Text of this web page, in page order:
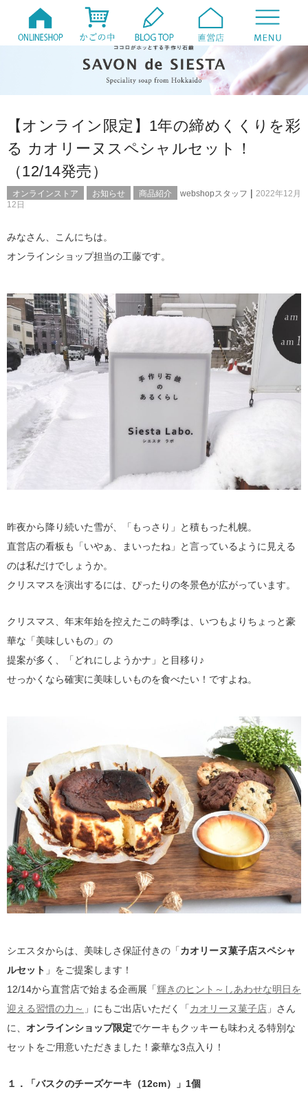
【オンライン限定】1年の締めくくりを彩
る カオリーヌスペシャルセット！
（12/14発売）
オンラインストア お知らせ 商品紹介 webshopスタッフ | 2022年12月
12日
みなさん、こんにちは。
オンラインショップ担当の工藤です。
昨夜から降り続いた雪が、「もっさり」と積もった札幌。
直営店の看板も「いやぁ、まいったね」と言っているように見える
のは私だけでしょうか。
クリスマスを演出するには、ぴったりの冬景色が広がっています。
クリスマス、年末年始を控えたこの時季は、いつもよりちょっと豪
華な「美味しいもの」の
提案が多く、「どれにしようかナ」と目移り♪
せっかくなら確実に美味しいものを食べたい！ですよね。
シエスタからは、美味しさ保証付きの「カオリーヌ菓子店スペシャ
ルセット 」をご提案します！
12/14から直営店で始まる企画展「輝きのヒント～しあわせな明日を
迎える習慣の力～ 」にもご出店いただく「カオリーヌ菓子店 」さん
に、 オンラインショップ限定でケーキもクッキーも味わえる特別な
セットをご用意いただきました！豪華な3点入り！
１．「バスクのチーズケーキ（12cm）」1個